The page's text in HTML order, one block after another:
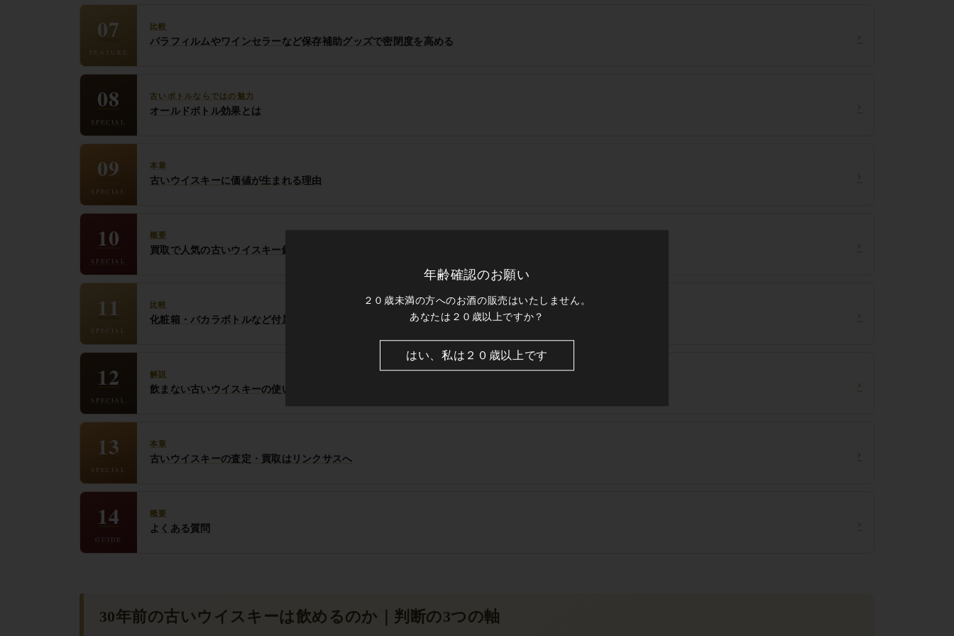
07
FEATURE
比較
パラフィルムやワインセラーなど保存補助グッズで密閉度を高める ›
08
SPECIAL
古いボトルならではの魅力
オールドボトル効果とは ›
09
SPECIAL
本章
古いウイスキーに価値が生まれる理由 ›
10
SPECIAL
概要
買取で人気の古いウイスキー銘柄 ›
11
SPECIAL
比較
化粧箱・バカラボトルなど付属品が査定額を左右する ›
12
SPECIAL
解説
飲まない古いウイスキーの使い道 ›
13
SPECIAL
本章
古いウイスキーの査定・買取はリンクサスへ ›
14
GUIDE
概要
よくある質問 ›
30年前の古いウイスキーは飲めるのか｜判断の3つの軸
年齢確認のお願い
２０歳未満の方へのお酒の販売はいたしません。
あなたは２０歳以上ですか？
はい、私は２０歳以上です